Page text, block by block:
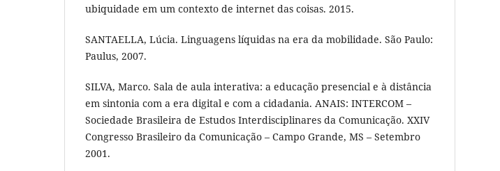
ubiquidade em um contexto de internet das coisas. 2015.
SANTAELLA, Lúcia. Linguagens líquidas na era da mobilidade. São Paulo:
Paulus, 2007.
SILVA, Marco. Sala de aula interativa: a educação presencial e à distância
em sintonia com a era digital e com a cidadania. ANAIS: INTERCOM –
Sociedade Brasileira de Estudos Interdisciplinares da Comunicação. XXIV
Congresso Brasileiro da Comunicação – Campo Grande, MS – Setembro
2001.